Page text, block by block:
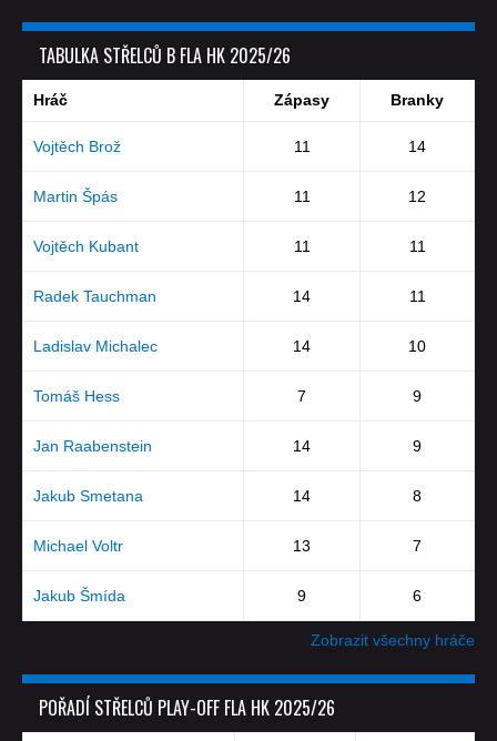
TABULKA STŘELCŮ B FLA HK 2025/26
Hráč Zápasy Branky
Vojtěch Brož 11 14
Martin Špás 11 12
Vojtěch Kubant 11 11
Radek Tauchman 14 11
Ladislav Michalec 14 10
Tomáš Hess 7 9
Jan Raabenstein 14 9
Jakub Smetana 14 8
Michael Voltr 13 7
Jakub Šmída 9 6
Zobrazit všechny hráče
POŘADÍ STŘELCŮ PLAY-OFF FLA HK 2025/26